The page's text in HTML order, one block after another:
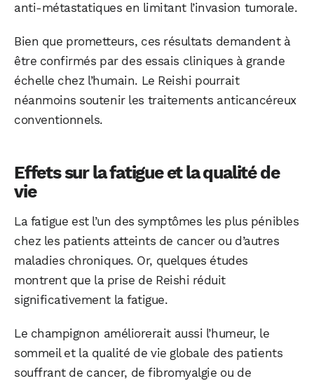
anti-métastatiques en limitant l’invasion tumorale.
Bien que prometteurs, ces résultats demandent à
être confirmés par des essais cliniques à grande
échelle chez l’humain. Le Reishi pourrait
néanmoins soutenir les traitements anticancéreux
conventionnels.
Effets sur la fatigue et la qualité de
vie
La fatigue est l’un des symptômes les plus pénibles
chez les patients atteints de cancer ou d’autres
maladies chroniques. Or, quelques études
montrent que la prise de Reishi réduit
significativement la fatigue.
Le champignon améliorerait aussi l’humeur, le
sommeil et la qualité de vie globale des patients
souffrant de cancer, de fibromyalgie ou de